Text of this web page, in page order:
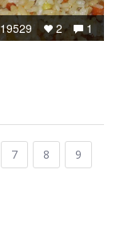
1
2
19529
7 8
9